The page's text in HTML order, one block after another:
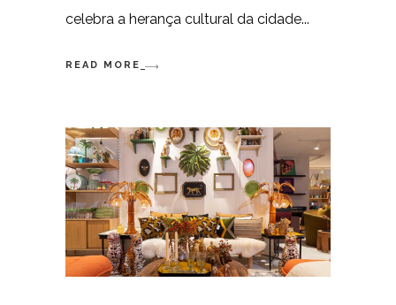
celebra a herança cultural da cidade
READ MORE